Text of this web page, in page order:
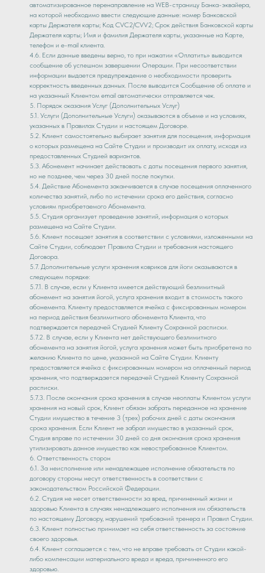
автоматизированное перенаправление на WEB-страницу Банка-эквайера,
на которой необходимо ввести следующие данные: номер Банковской
карты Держателя карты; Код CVC2/CVV2; Срок действия Банковской карты
Держателя карты; Имя и фамилия Держателя карты, указанные на Карте,
телефон и e-mail клиента.
4.6. Если данные введены верно, то при нажатии «Оплатить» выводится
сообщение об успешном завершении Операции. При несоответствии
информации выдается предупреждение о необходимости проверить
корректность введенных данных. После выводится Сообщение об оплате и
на указанный Клиентом email автоматически отправляется чек.
5. Порядок оказания Услуг (Дополнительных Услуг)
5.1. Услуги (Дополнительные Услуги) оказываются в объеме и на условиях,
указанных в Правилах Студии и настоящем Договоре.
5.2. Клиент самостоятельно выбирает занятия для посещения, информация
о которых размещена на Сайте Студии и производит их оплату, исходя из
предоставленных Студией вариантов.
5.3. Абонемент начинает действовать с даты посещения первого занятия,
но не позднее, чем через 30 дней после покупки.
5.4. Действие Абонемента заканчивается в случае посещения оплаченного
количества занятий, либо по истечении срока его действия, согласно
условиям приобретаемого Абонемента.
5.5. Студия организует проведение занятий, информация о которых
размещена на Сайте Студии.
5.6. Клиент посещает занятия в соответствии с условиями, изложенными на
Сайте Студии, соблюдает Правила Студии и требования настоящего
Договора.
5.7. Дополнительные услуги хранения ковриков для йоги оказываются в
следующем порядке:
5.7.1. В случае, если у Клиента имеется действующий безлимитный
абонемент на занятия йогой, услуга хранения входит в стоимость такого
абонемента. Клиенту предоставляется ячейка с фиксированным номером
на период действия безлимитного абонемента Клиента, что
подтверждается передачей Студией Клиенту Сохранной расписки.
5.7.2. В случае, если у Клиента нет действующего безлимитного
абонемента на занятия йогой, услуга хранения может быть приобретена по
желанию Клиента по цене, указанной на Сайте Студии. Клиенту
предоставляется ячейка с фиксированным номером на оплаченный период
хранения, что подтверждается передачей Студией Клиенту Сохранной
расписки.
5.7.3. После окончания срока хранения в случае неоплаты Клиентом услуги
хранения на новый срок, Клиент обязан забрать переданное на хранение
Студии имущество в течение 3 (трех) рабочих дней с даты окончания
срока хранения. Если Клиент не забрал имущество в указанный срок,
Студия вправе по истечении 30 дней со дня окончания срока хранения
утилизировать данное имущество как невостребованное Клиентом.
6. Ответственность сторон
6.1. За неисполнение или ненадлежащее исполнение обязательств по
договору стороны несут ответственность в соответствии с
законодательством Российской Федерации.
6.2. Студия не несет ответственности за вред, причиненный жизни и
здоровью Клиента в случаях ненадлежащего исполнения им обязательств
по настоящему Договору, нарушений требований тренера и Правил Студии.
6.3. Клиент полностью принимает на себя ответственность за состояние
своего здоровья.
6.4. Клиент соглашается с тем, что не вправе требовать от Студии какой-
либо компенсации материального вреда и вреда, причиненного его
здоровью.